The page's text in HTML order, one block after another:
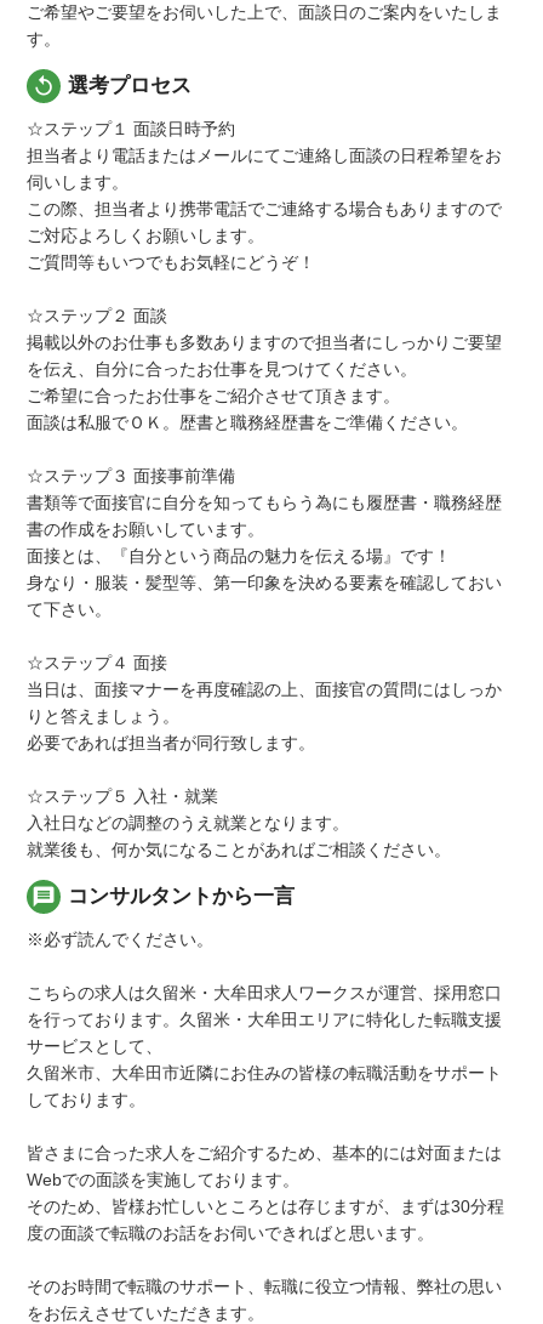
ご希望やご要望をお伺いした上で、面談日のご案内をいたしま
す。
replay 選考プロセス
☆ステップ１ 面談日時予約
担当者より電話またはメールにてご連絡し面談の日程希望をお
伺いします。
この際、担当者より携帯電話でご連絡する場合もありますので
ご対応よろしくお願いします。
ご質問等もいつでもお気軽にどうぞ！
☆ステップ２ 面談
掲載以外のお仕事も多数ありますので担当者にしっかりご要望
を伝え、自分に合ったお仕事を見つけてください。
ご希望に合ったお仕事をご紹介させて頂きます。
面談は私服でＯＫ。歴書と職務経歴書をご準備ください。
☆ステップ３ 面接事前準備
書類等で面接官に自分を知ってもらう為にも履歴書・職務経歴
書の作成をお願いしています。
面接とは、『自分という商品の魅力を伝える場』です！
身なり・服装・髪型等、第一印象を決める要素を確認しておい
て下さい。
☆ステップ４ 面接
当日は、面接マナーを再度確認の上、面接官の質問にはしっか
りと答えましょう。
必要であれば担当者が同行致します。
☆ステップ５ 入社・就業
入社日などの調整のうえ就業となります。
就業後も、何か気になることがあればご相談ください。
message コンサルタントから一言
※必ず読んでください。
こちらの求人は久留米・大牟田求人ワークスが運営、採用窓口
を行っております。久留米・大牟田エリアに特化した転職支援
サービスとして、
久留米市、大牟田市近隣にお住みの皆様の転職活動をサポート
しております。
皆さまに合った求人をご紹介するため、基本的には対面または
Webでの面談を実施しております。
そのため、皆様お忙しいところとは存じますが、まずは30分程
度の面談で転職のお話をお伺いできればと思います。
そのお時間で転職のサポート、転職に役立つ情報、弊社の思い
をお伝えさせていただきます。